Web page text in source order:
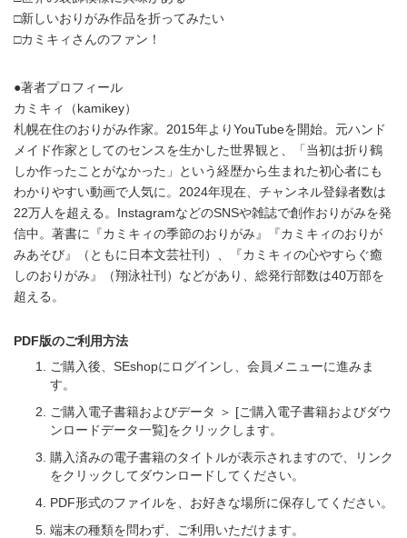
□新しいおりがみ作品を折ってみたい
□カミキィさんのファン！
●著者プロフィール
カミキィ（kamikey）
札幌在住のおりがみ作家。2015年よりYouTubeを開始。元ハンド
メイド作家としてのセンスを生かした世界観と、「当初は折り鶴
しか作ったことがなかった」という経歴から生まれた初心者にも
わかりやすい動画で人気に。2024年現在、チャンネル登録者数は
22万人を超える。InstagramなどのSNSや雑誌で創作おりがみを発
信中。著書に『カミキィの季節のおりがみ』『カミキィのおりが
みあそび』（ともに日本文芸社刊）、『カミキィの心やすらぐ癒
しのおりがみ』（翔泳社刊）などがあり、総発行部数は40万部を
超える。
PDF版のご利用方法
ご購入後、SEshopにログインし、会員メニューに進みま
す。
ご購入電子書籍およびデータ ＞ [ご購入電子書籍およびダウ
ンロードデータ一覧]をクリックします。
購入済みの電子書籍のタイトルが表示されますので、リンク
をクリックしてダウンロードしてください。
PDF形式のファイルを、お好きな場所に保存してください。
端末の種類を問わず、ご利用いただけます。